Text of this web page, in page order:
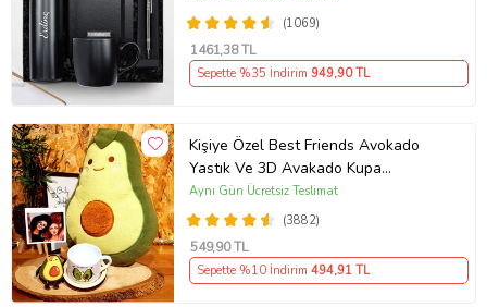
(1069)
1461,38 TL
Sepette %35 İndirim 949,90 TL
Kişiye Özel Best Friends Avokado
Yastık Ve 3D Avakado Kupa
Arkadaşa Hediye
(3882)
Aynı Gün Ücretsiz Teslimat
549,90 TL
Sepette %10 İndirim 494,91 TL